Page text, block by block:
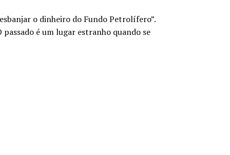
o dinheiro do Fundo Petrolífero”.
é um lugar estranho quando se